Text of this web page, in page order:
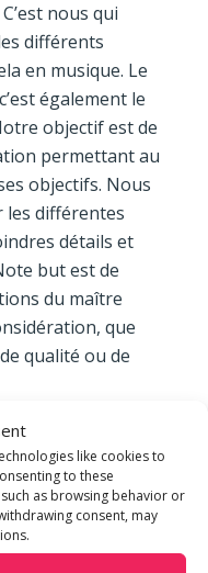
like cookies to
to these
as browsing behavior or
consent, may
nous qui
différents
en musique. Le
également le
objectif est de
permettant au
objectifs. Nous
les différentes
détails et
but est de
du maître
que
qualité ou de
quotidien ?
d’un projet.
d’anticiper afin
d’ouvrage.
de toute notre